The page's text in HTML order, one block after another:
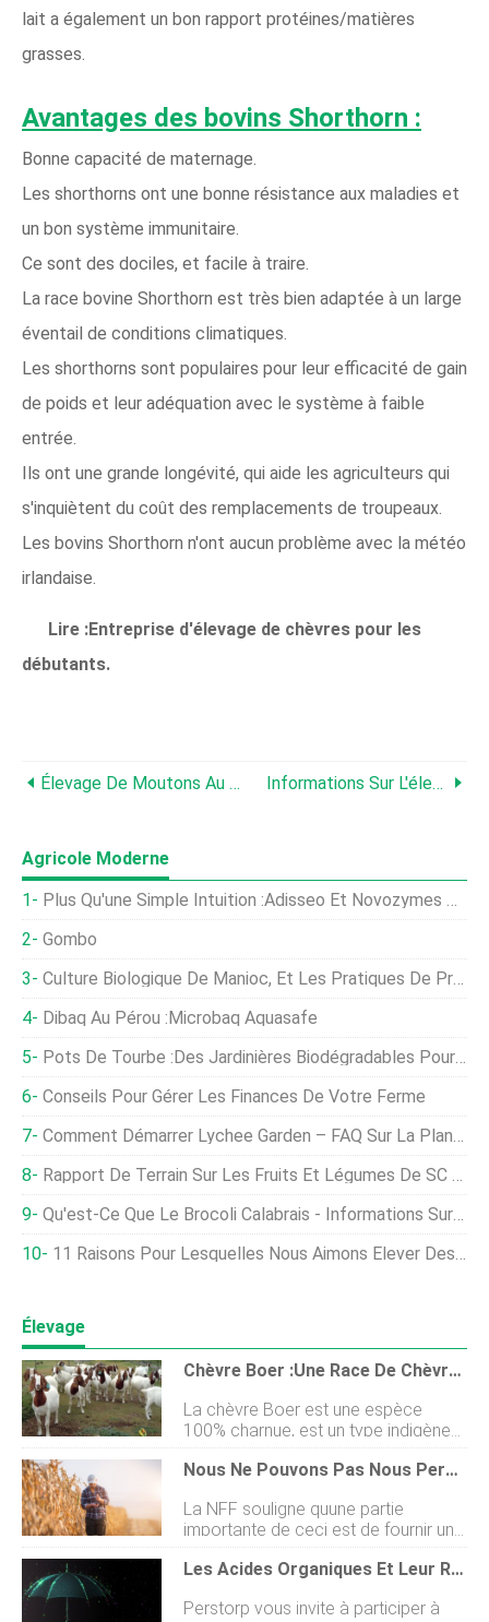
lait a également un bon rapport protéines/matières
grasses.
Avantages des bovins Shorthorn :
Bonne capacité de maternage.
Les shorthorns ont une bonne résistance aux maladies et
un bon système immunitaire.
Ce sont des dociles, et facile à traire.
La race bovine Shorthorn est très bien adaptée à un large
éventail de conditions climatiques.
Les shorthorns sont populaires pour leur efficacité de gain
de poids et leur adéquation avec le système à faible
entrée.
Ils ont une grande longévité, qui aide les agriculteurs qui
s'inquiètent du coût des remplacements de troupeaux.
Les bovins Shorthorn n'ont aucun problème avec la météo
irlandaise.
Lire :Entreprise d'élevage de chèvres pour les
débutants.
Élevage De Moutons Au Tamil Nadu Pour Les Débutants Informations Sur L'élevage De Moutons Au Karnataka
Agricole Moderne
Plus Qu'une Simple Intuition :Adisseo Et Novozymes Permettent De Visualiser La Germination In Vivo
Gombo
Culture Biologique De Manioc, Et Les Pratiques De Production
Dibaq Au Pérou :Microbaq Aquasafe
Pots De Tourbe :des Jardinières Biodégradables Pour Votre Jardin
Conseils Pour Gérer Les Finances De Votre Ferme
Comment Démarrer Lychee Garden – FAQ Sur La Plantation
Rapport De Terrain Sur Les Fruits Et Légumes De SC Le 11 Janvier 2021
Qu'est-Ce Que Le Brocoli Calabrais - Informations Sur Le Brocoli À Germination Calabrais
11 Raisons Pour Lesquelles Nous Aimons Élever Des Poulets
Élevage
Chèvre Boer :une Race De Chèvres À Viande
La chèvre Boer est une espèce
100% charnue, est un type indigène
de chèvre améliorée influencée par
certaines races européennes,
Indica, il y a longtemps. Ils ont une
capacité dadaptation à divers
climats et systèmes productifs, ils
ont une grande résistance aux
maladies. Ses habitudes de pâturage
incluent une grande variété de
Nous Ne Pouvons Pas Nous Permettre De Nous Tromper, Les Agriculteurs Australiens Parlent Des Objectifs Climatiques
La NFF souligne quune partie
importante de ceci est de fournir une
transition juste et soutenue. À lheure
actuelle, est un moment dans lequel
comment, comme les Australiens,
Les Acides Organiques Et Leur Rôle Sur Les Performances Et Le Bien-Être Des Animaux
Perstorp vous invite à participer à